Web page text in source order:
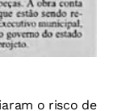
o risco de